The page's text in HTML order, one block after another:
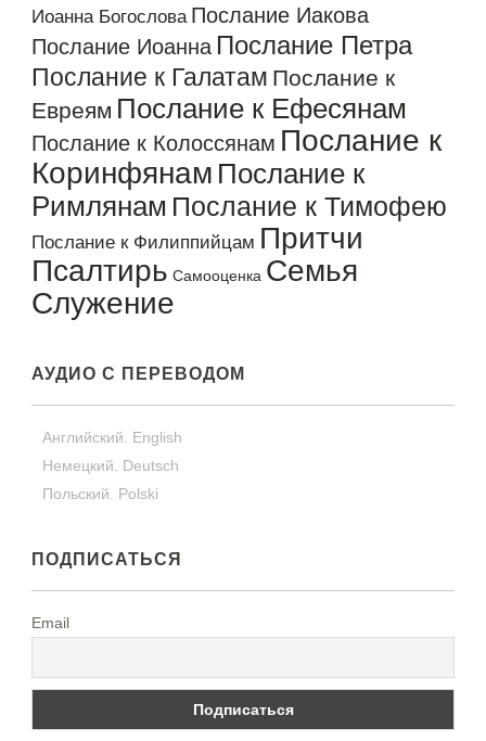
Иоанна Богослова Послание Иакова
Послание Иоанна Послание Петра
Послание к Галатам Послание к
Евреям Послание к Ефесянам
Послание к Колоссянам Послание к
Коринфянам Послание к
Римлянам Послание к Тимофею
Послание к Филиппийцам Притчи
Псалтирь Самооценка Семья
Служение
АУДИО С ПЕРЕВОДОМ
Английский. English
Немецкий. Deutsch
Польский. Polski
ПОДПИСАТЬСЯ
Email